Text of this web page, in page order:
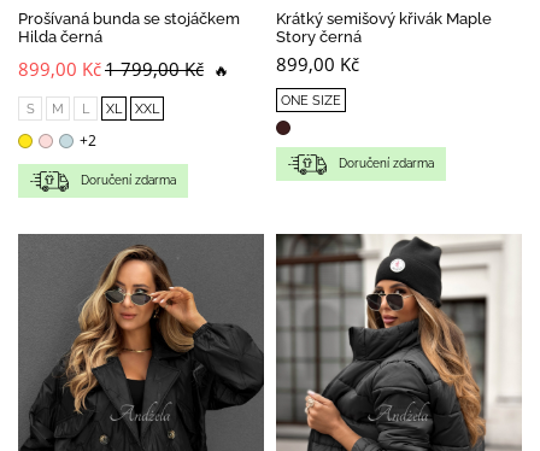
Prošívaná bunda se stojáčkem
Hilda černá
899,00 Kč1 799,00 Kč 🔥
S M L XL XXL
+2
Doručení zdarma
Krátký semišový křivák Maple
Story černá
899,00 Kč
ONE SIZE
Doručení zdarma